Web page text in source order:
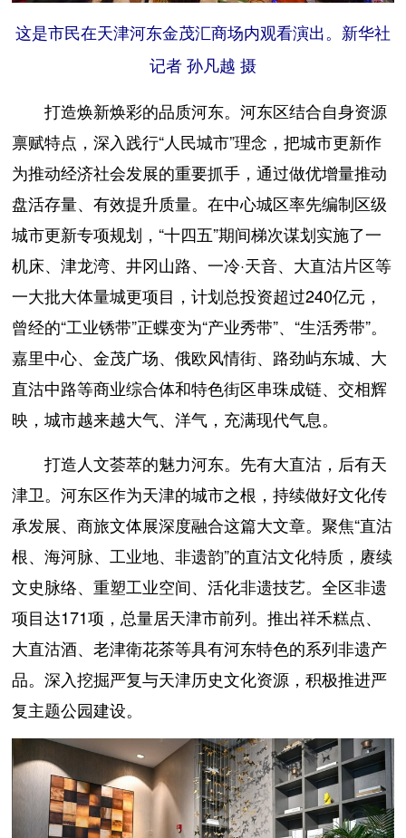
这是市民在天津河东金茂汇商场内观看演出。新华社
记者 孙凡越 摄
打造焕新焕彩的品质河东。河东区结合自身资源
禀赋特点，深入践行“人民城市”理念，把城市更新作
为推动经济社会发展的重要抓手，通过做优增量推动
盘活存量、有效提升质量。在中心城区率先编制区级
城市更新专项规划，“十四五”期间梯次谋划实施了一
机床、津龙湾、井冈山路、一冷·天音、大直沽片区等
一大批大体量城更项目，计划总投资超过240亿元，
曾经的“工业锈带”正蝶变为“产业秀带”、“生活秀带”。
嘉里中心、金茂广场、俄欧风情街、路劲屿东城、大
直沽中路等商业综合体和特色街区串珠成链、交相辉
映，城市越来越大气、洋气，充满现代气息。
打造人文荟萃的魅力河东。先有大直沽，后有天
津卫。河东区作为天津的城市之根，持续做好文化传
承发展、商旅文体展深度融合这篇大文章。聚焦“直沽
根、海河脉、工业地、非遗韵”的直沽文化特质，赓续
文史脉络、重塑工业空间、活化非遗技艺。全区非遗
项目达171项，总量居天津市前列。推出祥禾糕点、
大直沽酒、老津衛花茶等具有河东特色的系列非遗产
品。深入挖掘严复与天津历史文化资源，积极推进严
复主题公园建设。